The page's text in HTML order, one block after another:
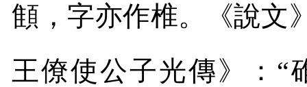
顀，字亦作椎。《說文
王僚使公子光傳》：“